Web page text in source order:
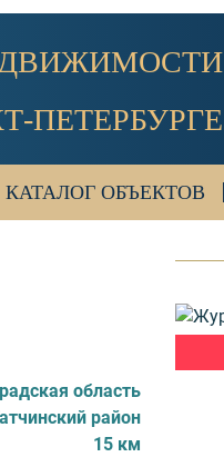
ПЕТЕРБУРГЕ
КАТАЛОГ ОБЪЕКТОВ
область
район
15 км